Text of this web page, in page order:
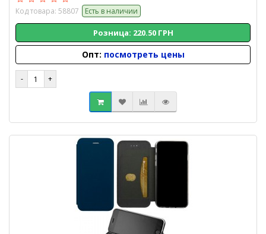
Код товара: 58807 Есть в наличии
Розница: 220.50 ГРН
Опт: посмотреть цены